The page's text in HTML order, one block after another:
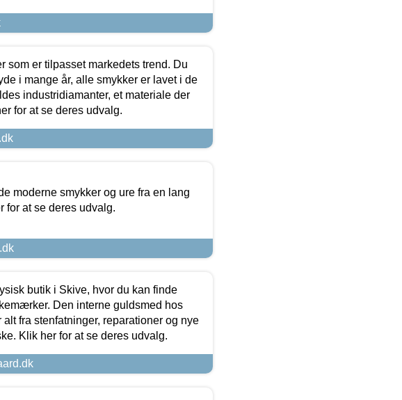
som er tilpasset markedets trend. Du
i mange år, alle smykker er lavet i de
industridiamanter, et materiale der
for at se deres udvalg.
moderne smykker og ure fra en lang
at se deres udvalg.
butik i Skive, hvor du kan finde
Den interne guldsmed hos
fra stenfatninger, reparationer og nye
Klik her for at se deres udvalg.